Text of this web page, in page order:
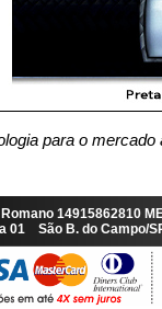
para o
Romano
01 São B. do